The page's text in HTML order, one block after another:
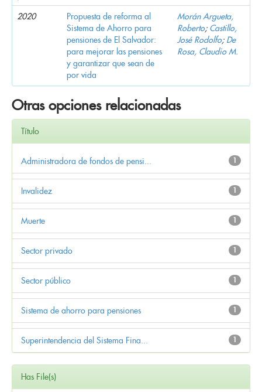
2020
Propuesta de reforma al
Sistema de Ahorro para
pensiones de El Salvador:
para mejorar las pensiones
y garantizar que sean de
por vida
Morán Argueta,
Roberto; Castillo,
José Rodolfo; De
Rosa, Claudio M.
Otras opciones relacionadas
Título
1
Administradora de fondos de pensi...
1
Invalidez
1
Muerte
1
Sector privado
1
Sector público
1
Sistema de ahorro para pensiones
1
Superintendencia del Sistema Fina...
Has File(s)